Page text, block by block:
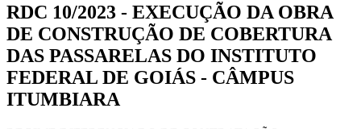
RDC 10/2023 - EXECUÇÃO DA OBRA
DE CONSTRUÇÃO DE COBERTURA
DAS PASSARELAS DO INSTITUTO
FEDERAL DE GOIÁS - CÂMPUS
ITUMBIARA